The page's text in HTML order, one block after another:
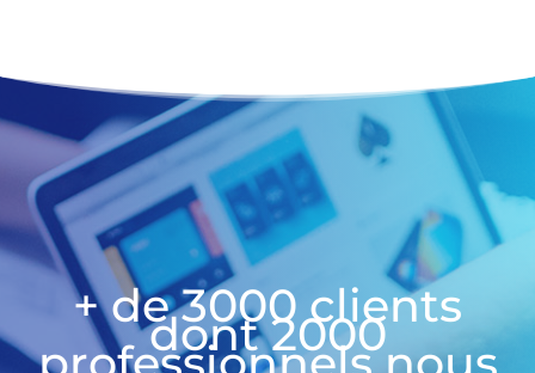
+ de 3000 clients
dont 2000